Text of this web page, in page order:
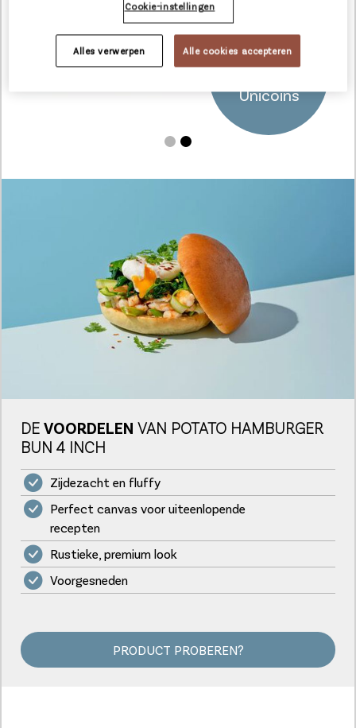
Jouw voordeel
9
Unicoins
DE VOORDELEN VAN POTATO HAMBURGER
BUN 4 INCH
Zijdezacht en fluffy
Perfect canvas voor uiteenlopende
recepten
Rustieke, premium look
Voorgesneden
PRODUCT PROBEREN?
Cookie-instellingen
Alles verwerpen Alle cookies accepteren